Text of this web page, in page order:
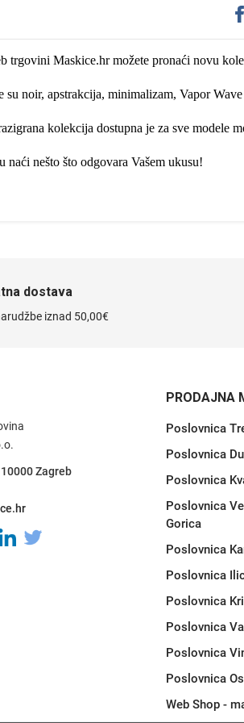
trgovini Maskice.hr možete pronaći novu
su noir, apstrakcija, minimalizam, Vapor
kolekcija dostupna je za sve modele
naći nešto što odgovara Vašem ukusu!
dostava
iznad 50,00€
Zagreb
PRODAJNA
Poslovnica
Poslovnica
Poslovnica
Poslovnica
Gorica
Poslovnica
Poslovnica
Poslovnica
Poslovnica
Poslovnica
Poslovnica
Web Shop -
Feel Good
I Need Some Space
Halloween